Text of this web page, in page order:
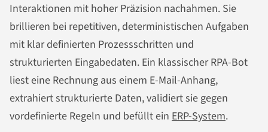
Interaktionen mit hoher Präzision nachahmen. Sie
brillieren bei repetitiven, deterministischen Aufgaben
mit klar definierten Prozessschritten und
strukturierten Eingabedaten. Ein klassischer RPA-Bot
liest eine Rechnung aus einem E-Mail-Anhang,
extrahiert strukturierte Daten, validiert sie gegen
vordefinierte Regeln und befüllt ein ERP-System.